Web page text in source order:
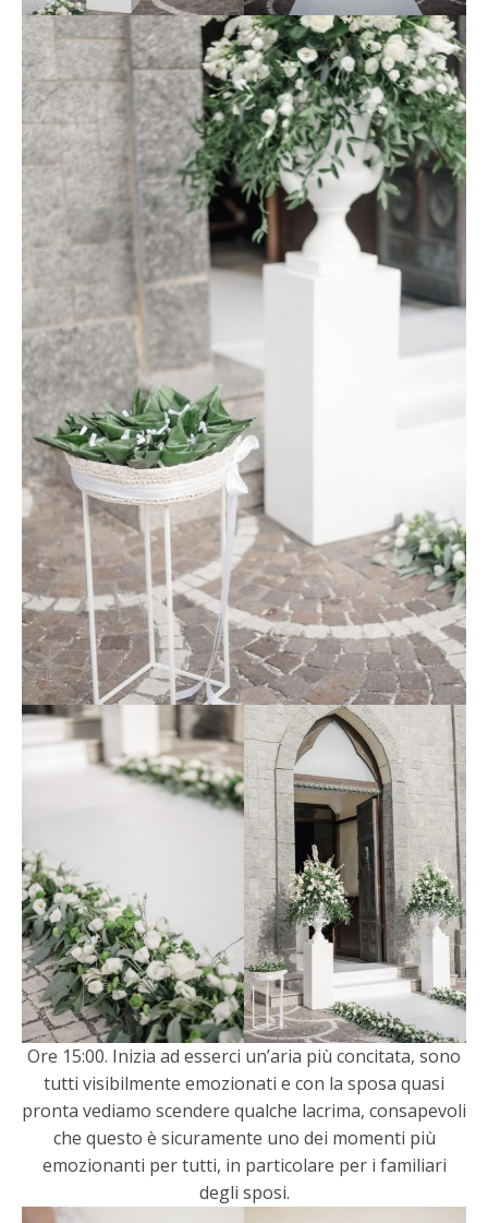
Ore 15:00. Inizia ad esserci un’aria più concitata, sono
tutti visibilmente emozionati e con la sposa quasi
pronta vediamo scendere qualche lacrima, consapevoli
che questo è sicuramente uno dei momenti più
emozionanti per tutti, in particolare per i familiari
degli sposi.